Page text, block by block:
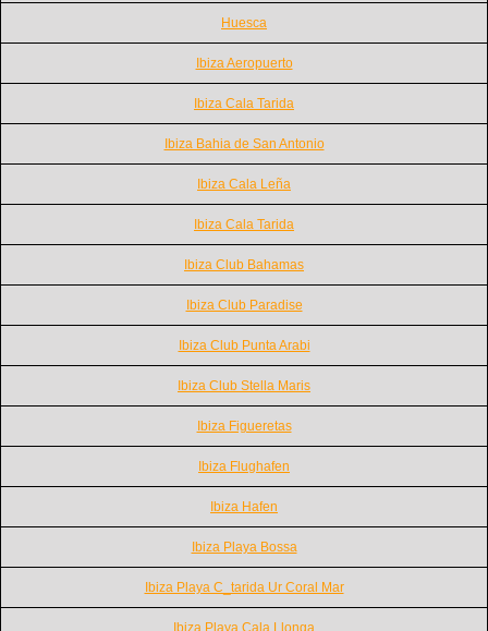
Huesca
Ibiza Aeropuerto
Ibiza Cala Tarida
Ibiza Bahia de San Antonio
Ibiza Cala Leña
Ibiza Cala Tarida
Ibiza Club Bahamas
Ibiza Club Paradise
Ibiza Club Punta Arabi
Ibiza Club Stella Maris
Ibiza Figueretas
Ibiza Flughafen
Ibiza Hafen
Ibiza Playa Bossa
Ibiza Playa C_tarida Ur Coral Mar
Ibiza Playa Cala Llonga